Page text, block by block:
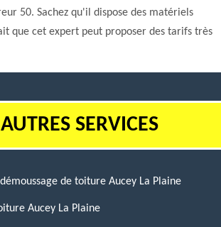
50. Sachez qu'il dispose des matériels
que cet expert peut proposer des tarifs très
AUTRES SERVICES
de toiture Aucey La Plaine
Aucey La Plaine